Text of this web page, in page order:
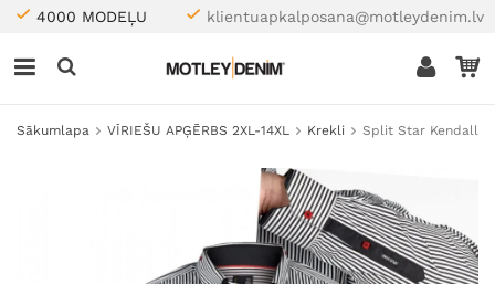
4000 MODEĻU klientuapkalposana@motleydenim.lv
Sākumlapa VĪRIEŠU APĢĒRBS 2XL-14XL Krekli Split Star Kendall